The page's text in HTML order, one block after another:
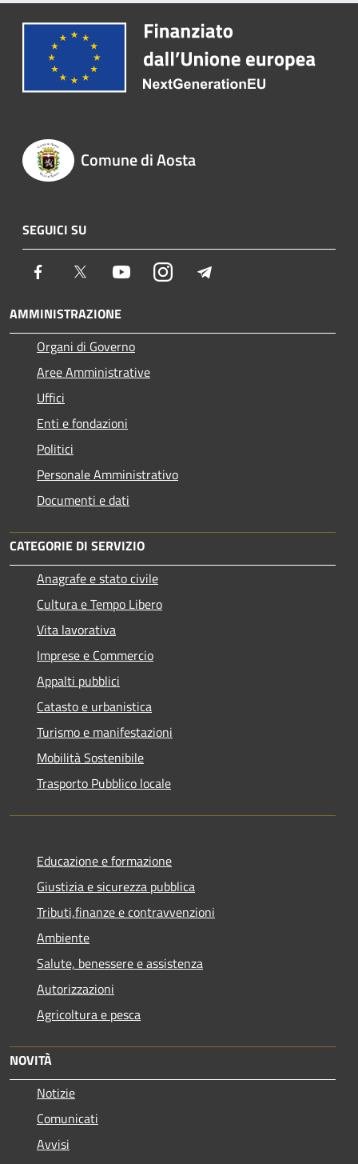
Comune di Aosta
SEGUICI SU
Facebook Twitter YoutubeInstagram
AMMINISTRAZIONE
Organi di Governo
Aree Amministrative
Uffici
Enti e fondazioni
Politici
Personale Amministrativo
Documenti e dati
CATEGORIE DI SERVIZIO
Anagrafe e stato civile
Cultura e Tempo Libero
Vita lavorativa
Imprese e Commercio
Appalti pubblici
Catasto e urbanistica
Turismo e manifestazioni
Mobilità Sostenibile
Trasporto Pubblico locale
Educazione e formazione
Giustizia e sicurezza pubblica
Tributi,finanze e contravvenzioni
Ambiente
Salute, benessere e assistenza
Autorizzazioni
Agricoltura e pesca
NOVITÀ
Notizie
Comunicati
Avvisi